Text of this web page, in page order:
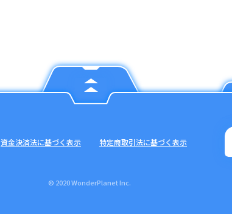
資金決済法に基づく表示 特定商取引法に基づく表示
© 2020 WonderPlanet Inc.